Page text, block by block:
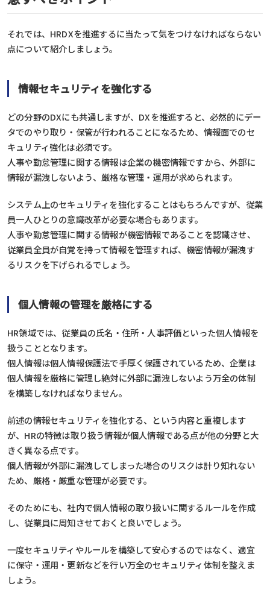
それでは、HRDXを推進するに当たって気をつけなければならない
点について紹介しましょう。
情報セキュリティを強化する
どの分野のDXにも共通しますが、DXを推進すると、必然的にデー
タでのやり取り・保管が行われることになるため、情報面でのセ
キュリティ強化は必須です。
人事や勤怠管理に関する情報は企業の機密情報ですから、外部に
情報が漏洩しないよう、厳格な管理・運用が求められます。
システム上のセキュリティを強化することはもちろんですが、従業
員一人ひとりの意識改革が必要な場合もあります。
人事や勤怠管理に関する情報が機密情報であることを認識させ、
従業員全員が自覚を持って情報を管理すれば、機密情報が漏洩す
るリスクを下げられるでしょう。
個人情報の管理を厳格にする
HR領域では、従業員の氏名・住所・人事評価といった個人情報を
扱うこととなります。
個人情報は個人情報保護法で手厚く保護されているため、企業は
個人情報を厳格に管理し絶対に外部に漏洩しないよう万全の体制
を構築しなければなりません。
前述の情報セキュリティを強化する、という内容と重複します
が、HRの特徴は取り扱う情報が個人情報である点が他の分野と大
きく異なる点です。
個人情報が外部に漏洩してしまった場合のリスクは計り知れない
ため、厳格・厳重な管理が必要です。
そのためにも、社内で個人情報の取り扱いに関するルールを作成
し、従業員に周知させておくと良いでしょう。
一度セキュリティやルールを構築して安心するのではなく、適宜
に保守・運用・更新などを行い万全のセキュリティ体制を整えま
しょう。